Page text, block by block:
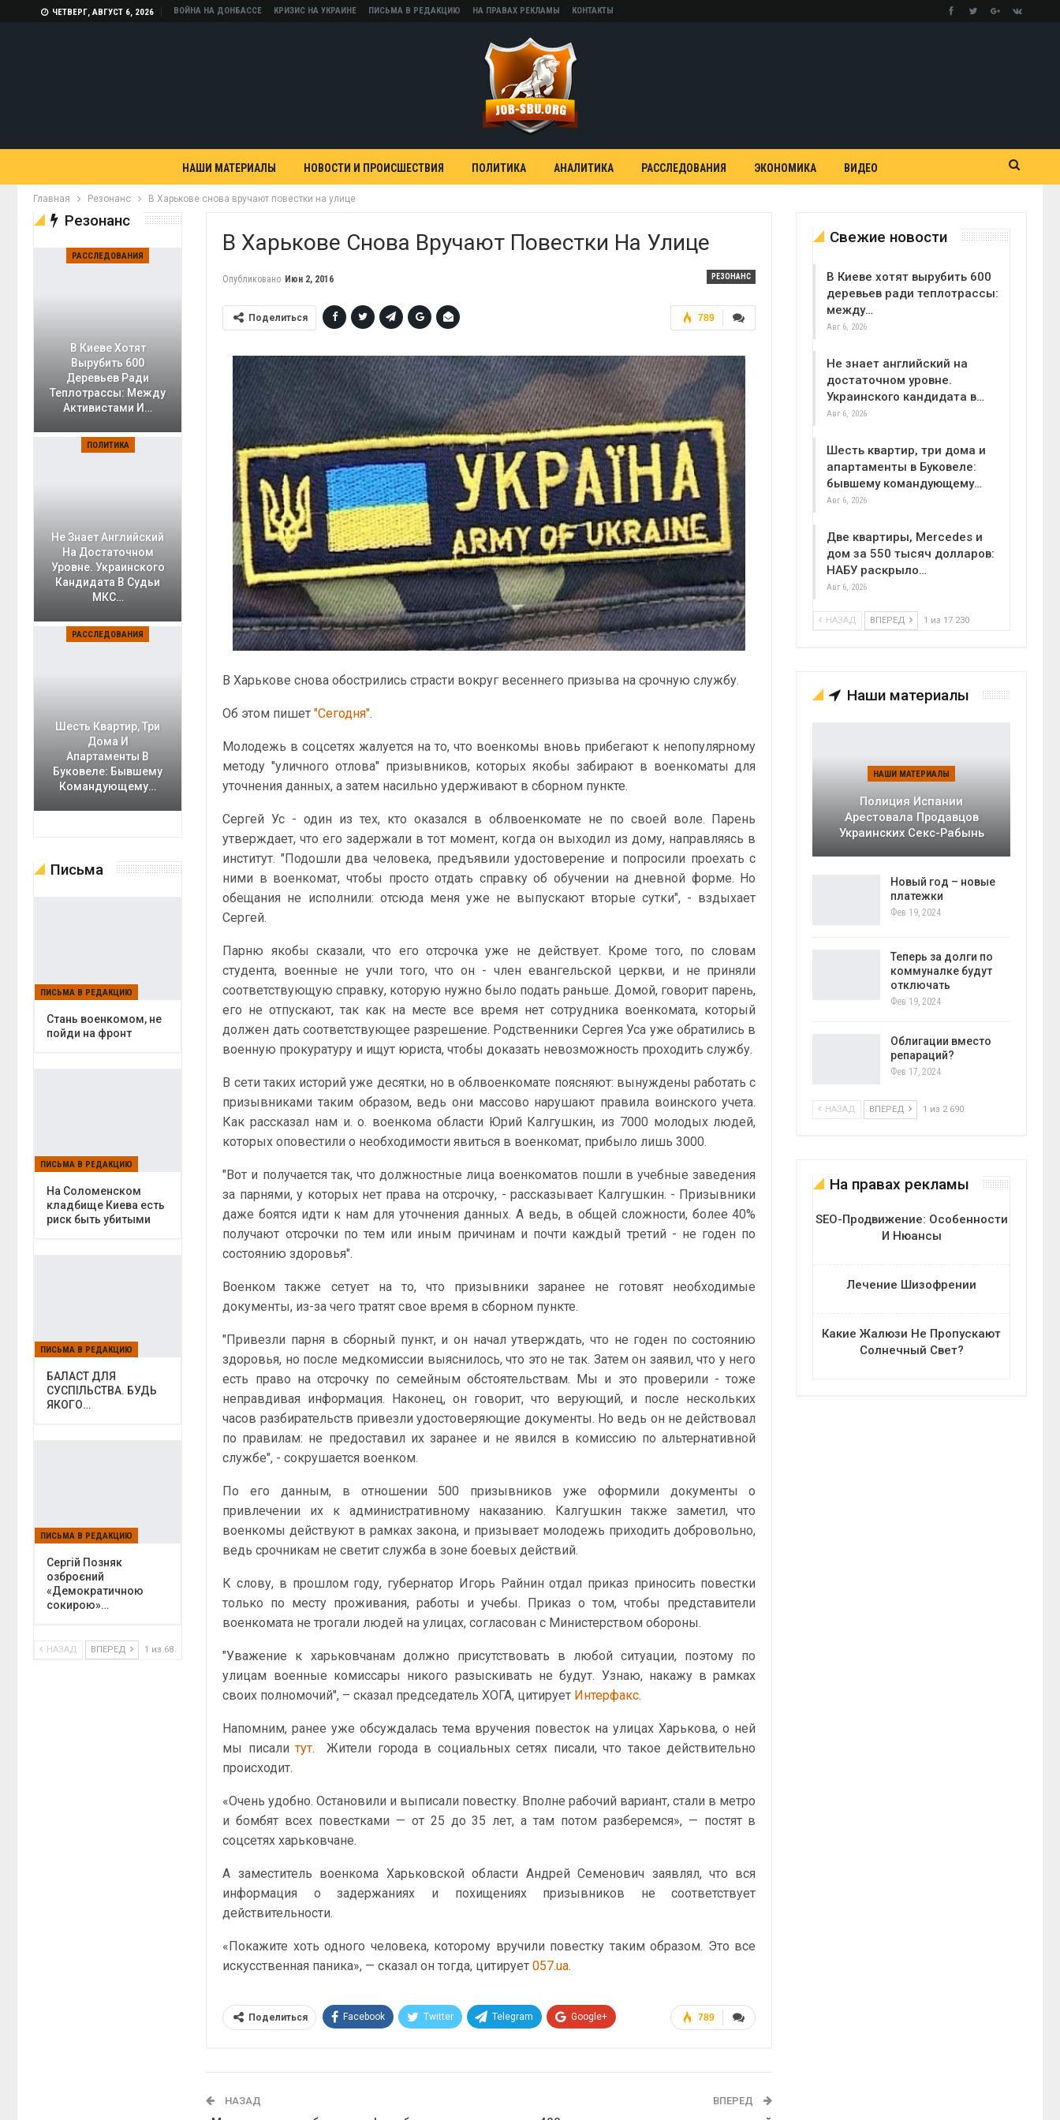
ЧЕТВЕРГ, АВГУСТ 6, 2026 ВОЙНА НА ДОНБАССЕ КРИЗИС НА УКРАИНЕ ПИСЬМА В РЕДАКЦИЮ НА ПРАВАХ РЕКЛАМЫ КОНТАКТЫ
НАШИ МАТЕРИАЛЫ НОВОСТИ И ПРОИСШЕСТВИЯ ПОЛИТИКА АНАЛИТИКА РАССЛЕДОВАНИЯ ЭКОНОМИКА ВИДЕО
Главная Резонанс В Харькове снова вручают повестки на улице
В Харькове Снова Вручают Повестки На Улице
РЕЗОНАНС
Опубликовано Июн 2, 2016
789
Поделиться
В Харькове снова обострились страсти вокруг весеннего призыва на срочную службу.
Об этом пишет"Сегодня".
Молодежь в соцсетях жалуется на то, что военкомы вновь прибегают к непопулярному
методу "уличного отлова" призывников, которых якобы забирают в военкоматы для
уточнения данных, а затем насильно удерживают в сборном пункте.
Сергей Ус - один из тех, кто оказался в облвоенкомате не по своей воле. Парень
утверждает, что его задержали в тот момент, когда он выходил из дому, направляясь в
институт. "Подошли два человека, предъявили удостоверение и попросили проехать с
ними в военкомат, чтобы просто отдать справку об обучении на дневной форме. Но
обещания не исполнили: отсюда меня уже не выпускают вторые сутки", - вздыхает
Сергей.
Парню якобы сказали, что его отсрочка уже не действует. Кроме того, по словам
студента, военные не учли того, что он - член евангельской церкви, и не приняли
соответствующую справку, которую нужно было подать раньше. Домой, говорит парень,
его не отпускают, так как на месте все время нет сотрудника военкомата, который
должен дать соответствующее разрешение. Родственники Сергея Уса уже обратились в
военную прокуратуру и ищут юриста, чтобы доказать невозможность проходить службу.
В сети таких историй уже десятки, но в облвоенкомате поясняют: вынуждены работать с
призывниками таким образом, ведь они массово нарушают правила воинского учета.
Как рассказал нам и. о. военкома области Юрий Калгушкин, из 7000 молодых людей,
которых оповестили о необходимости явиться в военкомат, прибыло лишь 3000.
"Вот и получается так, что должностные лица военкоматов пошли в учебные заведения
за парнями, у которых нет права на отсрочку, - рассказывает Калгушкин. - Призывники
даже боятся идти к нам для уточнения данных. А ведь, в общей сложности, более 40%
получают отсрочки по тем или иным причинам и почти каждый третий - не годен по
состоянию здоровья".
Военком также сетует на то, что призывники заранее не готовят необходимые
документы, из-за чего тратят свое время в сборном пункте.
"Привезли парня в сборный пункт, и он начал утверждать, что не годен по состоянию
здоровья, но после медкомиссии выяснилось, что это не так. Затем он заявил, что у него
есть право на отсрочку по семейным обстоятельствам. Мы и это проверили - тоже
неправдивая информация. Наконец, он говорит, что верующий, и после нескольких
часов разбирательств привезли удостоверяющие документы. Но ведь он не действовал
по правилам: не предоставил их заранее и не явился в комиссию по альтернативной
службе", - сокрушается военком.
По его данным, в отношении 500 призывников уже оформили документы о
привлечении их к административному наказанию. Калгушкин также заметил, что
военкомы действуют в рамках закона, и призывает молодежь приходить добровольно,
ведь срочникам не светит служба в зоне боевых действий.
К слову, в прошлом году, губернатор Игорь Райнин отдал приказ приносить повестки
только по месту проживания, работы и учебы. Приказ о том, чтобы представители
военкомата не трогали людей на улицах, согласован с Министерством обороны.
"Уважение к харьковчанам должно присутствовать в любой ситуации, поэтому по
улицам военные комиссары никого разыскивать не будут. Узнаю, накажу в рамках
своих полномочий", – сказал председатель ХОГА, цитирует Интерфакс.
Напомним, ранее уже обсуждалась тема вручения повесток на улицах Харькова, о ней
мы писалитут. Жители города в социальных сетях писали, что такое действительно
происходит.
«Очень удобно. Остановили и выписали повестку. Вполне рабочий вариант, стали в метро
и бомбят всех повестками — от 25 до 35 лет, а там потом разберемся», — постят в
соцсетях харьковчане.
А заместитель военкома Харьковской области Андрей Семенович заявлял, что вся
информация о задержаниях и похищениях призывников не соответствует
действительности.
«Покажите хоть одного человека, которому вручили повестку таким образом. Это все
искусственная паника», — сказал он тогда, цитирует057.ua.
789
Поделиться Facebook Twitter Telegram Google+
НАЗАД ВПЕРЕД
Свежие новости
В Киеве хотят вырубить 600
деревьев ради теплотрассы:
между…
Авг 6, 2026
Не знает английский на
достаточном уровне.
Украинского кандидата в…
Авг 6, 2026
Шесть квартир, три дома и
апартаменты в Буковеле:
бывшему командующему…
Авг 6, 2026
Две квартиры, Mercedes и
дом за 550 тысяч долларов:
НАБУ раскрыло…
Авг 6, 2026
НАЗАД ВПЕРЕД 1 из 17 230
Наши материалы
НАШИ МАТЕРИАЛЫ
Полиция Испании
Арестовала Продавцов
Украинских Секс-Рабынь
Новый год – новые
платежки
Фев 19, 2024
Теперь за долги по
коммуналке будут
отключать
Фев 19, 2024
Облигации вместо
репараций?
Фев 17, 2024
НАЗАД ВПЕРЕД 1 из 2 690
На правах рекламы
SEO-Продвижение: Особенности
И Нюансы
Лечение Шизофрении
Какие Жалюзи Не Пропускают
Солнечный Свет?
Резонанс
РАССЛЕДОВАНИЯ
В Киеве Хотят
Вырубить 600
Деревьев Ради
Теплотрассы: Между
Активистами И…
ПОЛИТИКА
Не Знает Английский
На Достаточном
Уровне. Украинского
Кандидата В Судьи
МКС…
РАССЛЕДОВАНИЯ
Шесть Квартир, Три
Дома И
Апартаменты В
Буковеле: Бывшему
Командующему…
Письма
ПИСЬМА В РЕДАКЦИЮ
Cтань военкомом, не
пойди на фронт
ПИСЬМА В РЕДАКЦИЮ
На Соломенском
кладбище Киева есть
риск быть убитыми
ПИСЬМА В РЕДАКЦИЮ
БАЛАСТ ДЛЯ
СУСПІЛЬСТВА. БУДЬ
ЯКОГО…
ПИСЬМА В РЕДАКЦИЮ
Сергій Позняк
озброєний
«Демократичною
сокирою»…
НАЗАД ВПЕРЕД 1 из 68